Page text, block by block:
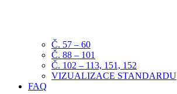
Č. 57 – 60
Č. 88 – 101
Č. 102 – 113, 151, 152
VIZUALIZACE STANDARDU
FAQ